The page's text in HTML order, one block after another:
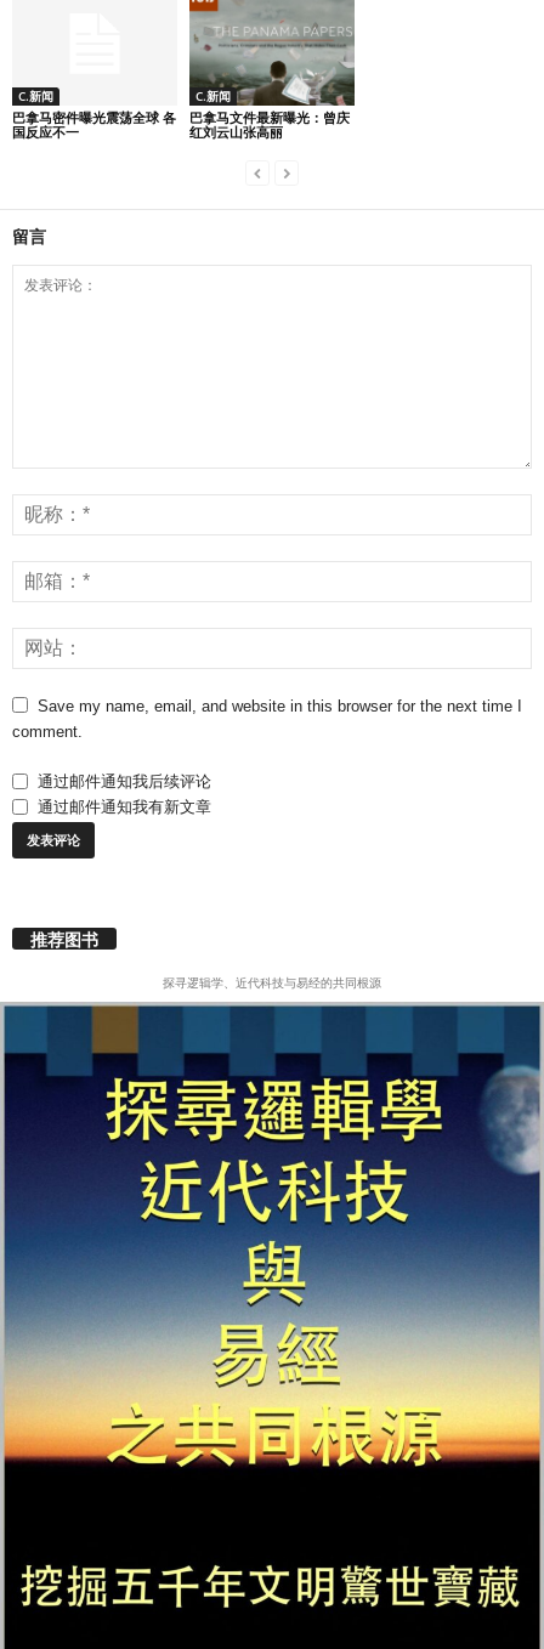
C.新闻
巴拿马密件曝光震荡全球 各
国反应不一
C.新闻
巴拿马文件最新曝光：曾庆
红刘云山张高丽
留言
Save my name, email, and website in this browser for the next time I
comment.
通过邮件通知我后续评论
通过邮件通知我有新文章
推荐图书
探寻逻辑学、近代科技与易经的共同根源